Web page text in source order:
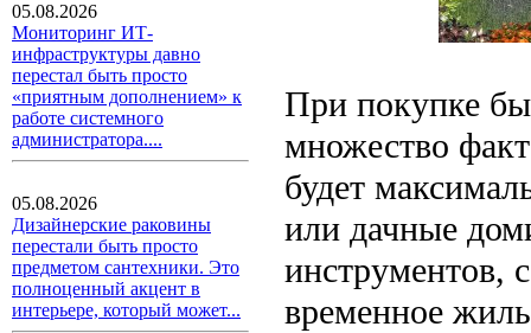
05.08.2026
Мониторинг ИТ-
инфраструктуры давно
перестал быть просто
«приятным дополнением» к
работе системного
администратора....
05.08.2026
Дизайнерские раковины
перестали быть просто
предметом сантехники. Это
полноценный акцент в
интерьере, который может...
При покупке
множество
будет
или дачные
инструментов,
временное